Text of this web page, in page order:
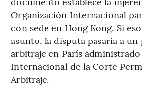
Organización Internacional
con sede en Hong Kong. Si
asunto, la disputa pasaría a un
arbitraje en París
Internacional de la Corte
Arbitraje.